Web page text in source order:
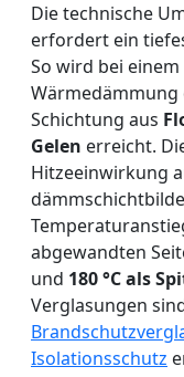
Die technische
erfordert ein
So wird bei einem
Wärmedämmung
Schichtung aus
Gelen erreicht.
Hitzeeinwirkung
abgewandten
und 180 °C als
Verglasungen
Isolationsschutz